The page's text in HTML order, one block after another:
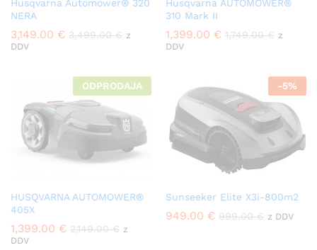
Husqvarna Automower® 320
NERA
3,149.00 € 3,499.00€ z
DDV
Husqvarna AUTOMOWER®
310 Mark II
1,399.00 € 1,749.00€ z
DDV
ODPRODAJA
HUSQVARNA AUTOMOWER®
405X
1,399.00 € 2,149.00€ z
DDV
-5%
Sunseeker Elite X3i-800m2
949.00 € 999.00€ z DDV